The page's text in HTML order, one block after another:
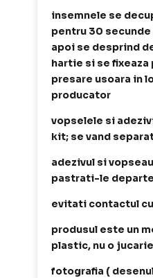
insemnele se
pentru 30
apoi se desprind
hartie si se fixeaza
presare usoara in
producator
vopselele si
kit; se vand
adezivul si
pastrati-le
evitati contactul
produsul este un
plastic, nu o jucarie
fotografia (